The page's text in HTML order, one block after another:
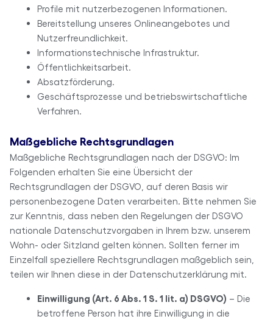
Profile mit nutzerbezogenen Informationen.
Bereitstellung unseres Onlineangebotes und
Nutzerfreundlichkeit.
Informationstechnische Infrastruktur.
Öffentlichkeitsarbeit.
Absatzförderung.
Geschäftsprozesse und betriebswirtschaftliche
Verfahren.
Maßgebliche Rechtsgrundlagen
Maßgebliche Rechtsgrundlagen nach der DSGVO: Im
Folgenden erhalten Sie eine Übersicht der
Rechtsgrundlagen der DSGVO, auf deren Basis wir
personenbezogene Daten verarbeiten. Bitte nehmen Sie
zur Kenntnis, dass neben den Regelungen der DSGVO
nationale Datenschutzvorgaben in Ihrem bzw. unserem
Wohn- oder Sitzland gelten können. Sollten ferner im
Einzelfall speziellere Rechtsgrundlagen maßgeblich sein,
teilen wir Ihnen diese in der Datenschutzerklärung mit.
Einwilligung (Art. 6 Abs. 1 S. 1 lit. a) DSGVO) – Die
betroffene Person hat ihre Einwilligung in die